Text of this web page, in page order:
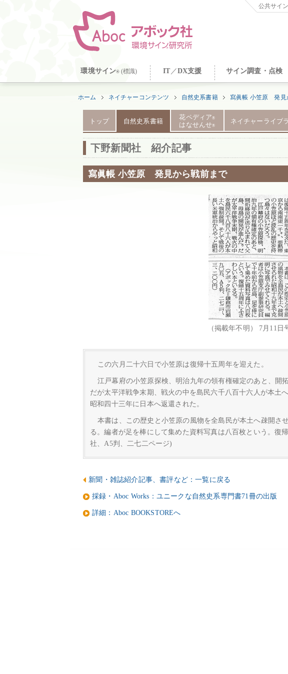
公共サイ
環境サイン® (標識) IT ／DX支援 サイン調査・点検
ホーム ネイチャーコンテンツ 自然史系書籍 寫眞帳 小笠原 発見
トップ 自然史系書籍
花ペディア®
はなせんせ®
ネイチャーライブ
下野新聞社 紹介記事
寫眞帳 小笠原 発見から戦前まで
（掲載年不明） 7月11日
この六月二十六日で小笠原は復帰十五周年を迎えた。
江戸幕府の小笠原探検、明治九年の領有権確定のあと、開
だが太平洋戦争末期、戦火の中を島民六千八百十六人が本土
昭和四十三年に日本へ返還された。
本書は、この歴史と小笠原の風物を全島民が本土へ疎開さ
る。編者が足を棒にして集めた資料写真は八百枚という。復
社、A5判、二七二ページ)
新聞・雑誌紹介記事、書評など：一覧に戻る
採録・Aboc Works：ユニークな自然史系専門書71冊の出版
詳細：Aboc BOOKSTOREへ